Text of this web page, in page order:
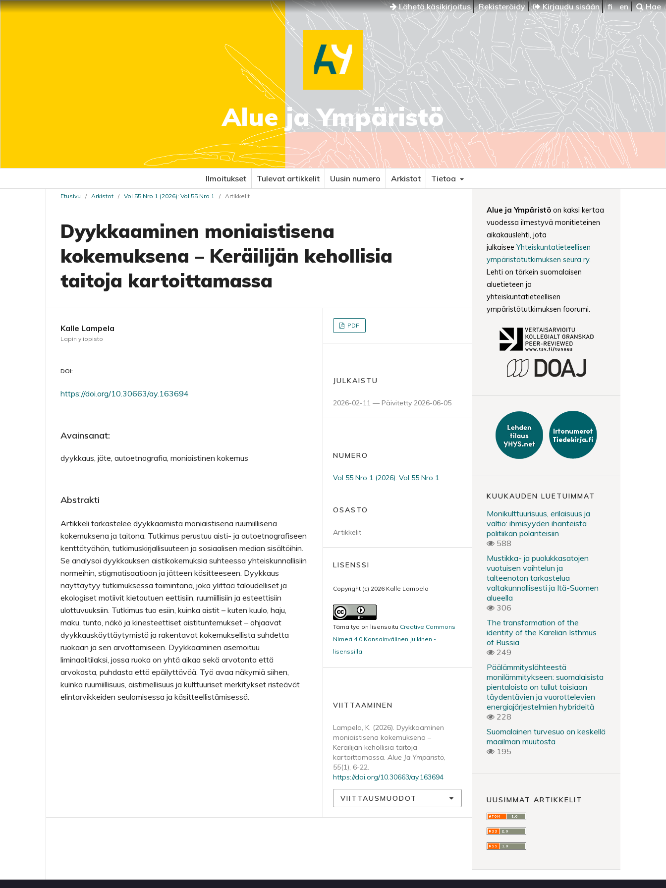
Lähetä käsikirjoitus Rekisteröidy Kirjaudu sisään fi en Hae
Alue ja Ympäristö
Ilmoitukset Tulevat artikkelit Uusin numero Arkistot Tietoa
Etusivu / Arkistot / Vol 55 Nro 1 (2026): Vol 55 Nro 1 / Artikkelit
Dyykkaaminen moniaistisena
kokemuksena – Keräilijän kehollisia
taitoja kartoittamassa
Kalle Lampela
Lapin yliopisto
DOI:
https://doi.org/10.30663/ay.163694
Avainsanat:
dyykkaus, jäte, autoetnografia, moniaistinen kokemus
Abstrakti
Artikkeli tarkastelee dyykkaamista moniaistisena ruumiillisena
kokemuksena ja taitona. Tutkimus perustuu aisti- ja autoetnografiseen
kenttätyöhön, tutkimuskirjallisuuteen ja sosiaalisen median sisältöihin.
Se analysoi dyykkauksen aistikokemuksia suhteessa yhteiskunnallisiin
normeihin, stigmatisaatioon ja jätteen käsitteeseen. Dyykkaus
näyttäytyy tutkimuksessa toimintana, joka ylittää taloudelliset ja
ekologiset motiivit kietoutuen eettisiin, ruumiillisiin ja esteettisiin
ulottuvuuksiin. Tutkimus tuo esiin, kuinka aistit – kuten kuulo, haju,
maku, tunto, näkö ja kinesteettiset aistituntemukset – ohjaavat
dyykkauskäyttäytymistä ja rakentavat kokemuksellista suhdetta
ruokaan ja sen arvottamiseen. Dyykkaaminen asemoituu
liminaalitilaksi, jossa ruoka on yhtä aikaa sekä arvotonta että
arvokasta, puhdasta että epäilyttävää. Työ avaa näkymiä siihen,
kuinka ruumiillisuus, aistimellisuus ja kulttuuriset merkitykset risteävät
elintarvikkeiden seulomisessa ja käsitteellistämisessä.
PDF
JULKAISTU
2026-02-11 — Päivitetty 2026-06-05
NUMERO
Vol 55 Nro 1 (2026): Vol 55 Nro 1
OSASTO
Artikkelit
LISENSSI
Copyright (c) 2026 Kalle Lampela
Tämä työ on lisensoitu Creative Commons
Nimeä 4.0 Kansainvälinen Julkinen -
lisenssillä.
VIITTAAMINEN
Lampela, K. (2026). Dyykkaaminen
moniaistisena kokemuksena –
Keräilijän kehollisia taitoja
kartoittamassa. Alue Ja Ympäristö,
55(1), 6-22.
https://doi.org/10.30663/ay.163694
VIITTAUSMUODOT
Alue ja Ympäristö on kaksi kertaa
vuodessa ilmestyvä monitieteinen
aikakauslehti, jota
julkaisee Yhteiskuntatieteellisen
ympäristötutkimuksen seura ry.
Lehti on tärkein suomalaisen
aluetieteen ja
yhteiskuntatieteellisen
ympäristötutkimuksen foorumi.
KUUKAUDEN LUETUIMMAT
Monikulttuurisuus, erilaisuus ja
valtio: ihmisyyden ihanteista
politiikan polanteisiin
588
Mustikka- ja puolukkasatojen
vuotuisen vaihtelun ja
talteenoton tarkastelua
valtakunnallisesti ja Itä-Suomen
alueella
306
The transformation of the
identity of the Karelian Isthmus
of Russia
249
Päälämmityslähteestä
monilämmitykseen: suomalaisista
pientaloista on tullut toisiaan
täydentävien ja vuorottelevien
energiajärjestelmien hybrideitä
228
Suomalainen turvesuo on keskellä
maailman muutosta
195
UUSIMMAT ARTIKKELIT